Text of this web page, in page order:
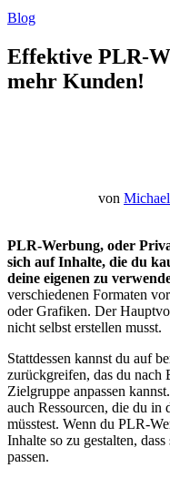
Blog
Effektive PLR-
mehr Kunden!
von
PLR-Werbung, oder
sich auf Inhalte, die du
deine eigenen zu
verschiedenen Formaten
oder Grafiken. Der
nicht selbst erstellen musst.
Stattdessen kannst du auf
zurückgreifen, das du nach
Zielgruppe anpassen
auch Ressourcen, die du in
müsstest. Wenn du PLR-
Inhalte so zu gestalten,
passen.